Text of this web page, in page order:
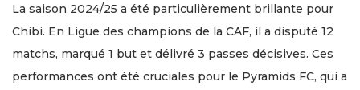
La saison 2024/25 a été particulièrement brillante pour
Chibi. En Ligue des champions de la CAF, il a disputé 12
matchs, marqué 1 but et délivré 3 passes décisives. Ces
performances ont été cruciales pour le Pyramids FC, qui a